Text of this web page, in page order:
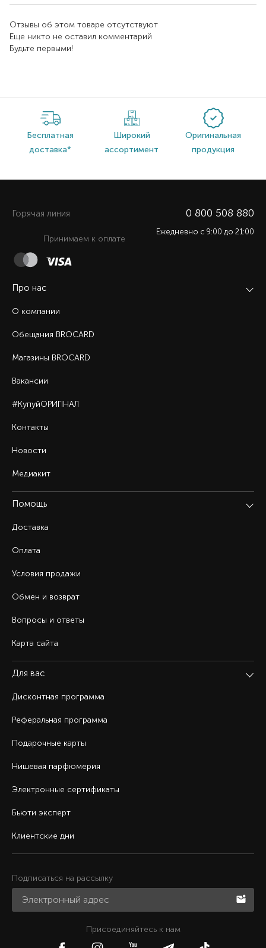
Отзывы об этом товаре отсутствуют
Еще никто не оставил комментарий
Будьте первыми!
Бесплатная
доставка*
Широкий
ассортимент
Оригинальная
продукция
Про нас
О компании
Обещания BROCARD
Магазины BROCARD
Вакансии
#КупуйОРИГІНАЛ
Контакты
Новости
Медиакит
Помощь
Доставка
Оплата
Условия продажи
Обмен и возврат
Вопросы и ответы
Карта сайта
Для вас
Дисконтная программа
Реферальная программа
Подарочные карты
Нишевая парфюмерия
Электронные сертификаты
Бьюти эксперт
Клиентские дни
Горячая линия 0 800 508 880
Ежедневно c 9:00 до 21:00
Принимаем к оплате
Подписаться на рассылку
Присоединяйтесь к нам